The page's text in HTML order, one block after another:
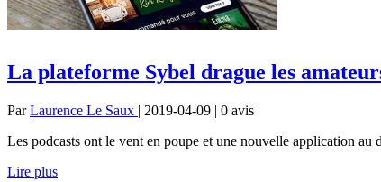
La plateforme Sybel drague les
ParLaurence Le Saux | 2019-04-09 | 0 avis
Les podcasts ont le vent en poupe et une nouvelle application au
Lire plus